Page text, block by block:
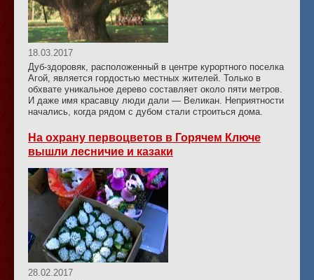
18.03.2017
Дуб-здоровяк, расположенный в центре курортного поселка
Агой, является гордостью местных жителей. Только в
обхвате уникальное дерево составляет около пяти метров.
И даже имя красавцу люди дали — Великан. Неприятности
начались, когда рядом с дубом стали строиться дома.
На охрану первоцветов в Горячем Ключе
вышли лесничие и казаки
28.02.2017